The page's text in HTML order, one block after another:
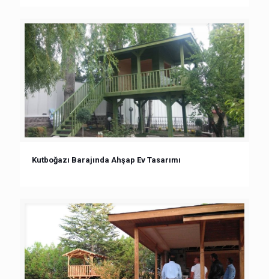
Kutboğazı Barajında Ahşap Ev Tasarımı